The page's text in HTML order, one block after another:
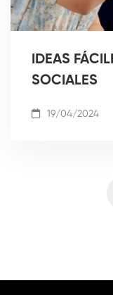
IDEAS
SOCIALES
19/04/2024